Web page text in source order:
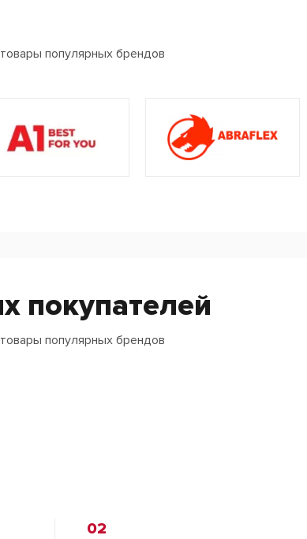
популярных брендов
покупателей
популярных брендов
02